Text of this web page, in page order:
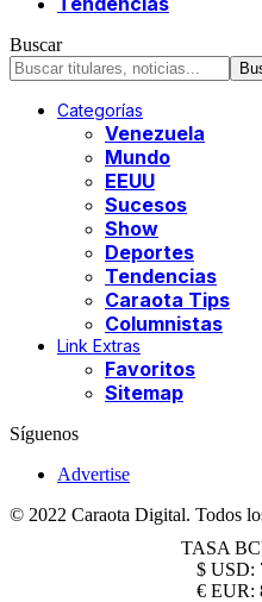
Buscar
Categorías
Venezuela
Mundo
EEUU
Sucesos
Show
Deportes
Tendencias
Caraota Tips
Columnistas
Link Extras
Favoritos
Sitemap
Síguenos
Advertise
© 2022 Caraota Digital. Todos
TASA
$ USD:
€ EUR: